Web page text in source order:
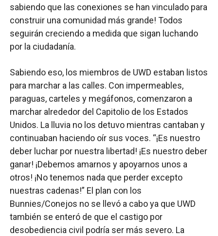
sabiendo que las conexiones se han vinculado para
construir una comunidad más grande! Todos
seguirán creciendo a medida que sigan luchando
por la ciudadanía.
Sabiendo eso, los miembros de UWD estaban listos
para marchar a las calles. Con impermeables,
paraguas, carteles y megáfonos, comenzaron a
marchar alrededor del Capitolio de los Estados
Unidos. La lluvia no los detuvo mientras cantaban y
continuaban haciendo oír sus voces. “¡Es nuestro
deber luchar por nuestra libertad! ¡Es nuestro deber
ganar! ¡Debemos amarnos y apoyarnos unos a
otros! ¡No tenemos nada que perder excepto
nuestras cadenas!” El plan con los
Bunnies/Conejos no se llevó a cabo ya que UWD
también se enteró de que el castigo por
desobediencia civil podría ser más severo. La